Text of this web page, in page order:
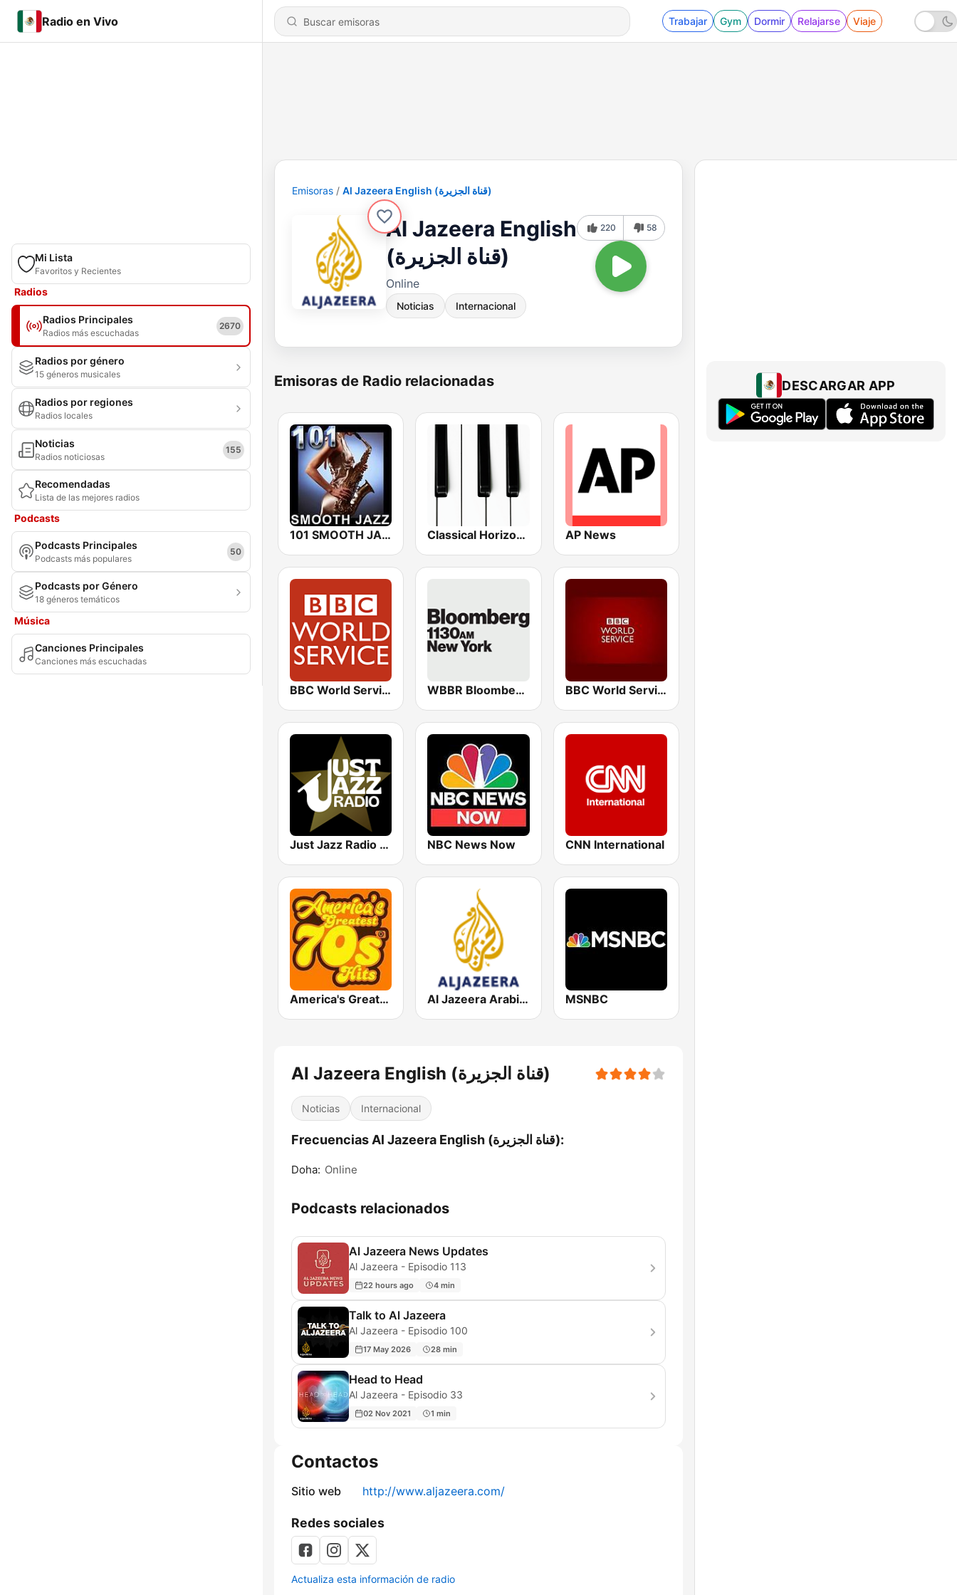
Radio en Vivo Trabajar Gym Dormir Relajarse Viaje
Mi Lista
Favoritos y Recientes
Radios
Radios Principales
Radios más escuchadas
2670
Radios por género
15 géneros musicales
Radios por regiones
Radios locales
Noticias
Radios noticiosas
155
Recomendadas
Lista de las mejores radios
Podcasts
Podcasts Principales
Podcasts más populares
50
Podcasts por Género
18 géneros temáticos
Música
Canciones Principales
Canciones más escuchadas
Emisoras Al Jazeera English (قناة الجزيرة)
Al Jazeera English
(قناة الجزيرة)
Online
Noticias Internacional
220 58
Emisoras de Radio relacionadas
101 SMOOTH JAZZ Classical Horizon Radio (International) AP News
BBC World Service WBBR Bloomberg 1130 BBC World Service
Just Jazz Radio - Smooth Jazz NBC News Now CNN International
America's Greatest 70s Hits Al Jazeera Arabic (قناة الجزيرة) MSNBC
Al Jazeera English (قناة الجزيرة)
Noticias Internacional
Frecuencias Al Jazeera English (قناة الجزيرة):
Doha: Online
Podcasts relacionados
Al Jazeera News Updates
Al Jazeera - Episodio 113
22 hours ago 4 min
Talk to Al Jazeera
Al Jazeera - Episodio 100
17 May 2026 28 min
Head to Head
Al Jazeera - Episodio 33
02 Nov 2021 1 min
Contactos
Sitio web http://www.aljazeera.com/
Redes sociales
Actualiza esta información de radio
DESCARGAR APP